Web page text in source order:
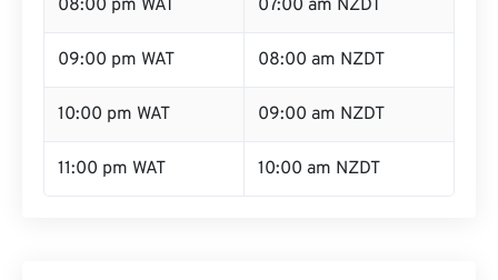
08:00 pm WAT 07:00 am NZDT
09:00 pm WAT 08:00 am NZDT
10:00 pm WAT 09:00 am NZDT
11:00 pm WAT 10:00 am NZDT